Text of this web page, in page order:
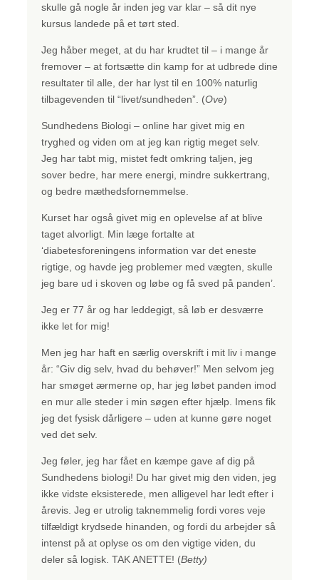
skulle gå nogle år inden jeg var klar – så dit nye
kursus landede på et tørt sted.
Jeg håber meget, at du har krudtet til – i mange år
fremover – at fortsætte din kamp for at udbrede dine
resultater til alle, der har lyst til en 100% naturlig
tilbagevenden til “livet/sundheden”. (Ove)
Sundhedens Biologi – online har givet mig en
tryghed og viden om at jeg kan rigtig meget selv.
Jeg har tabt mig, mistet fedt omkring taljen, jeg
sover bedre, har mere energi, mindre sukkertrang,
og bedre mæthedsfornemmelse.
Kurset har også givet mig en oplevelse af at blive
taget alvorligt. Min læge fortalte at
‘diabetesforeningens information var det eneste
rigtige, og havde jeg problemer med vægten, skulle
jeg bare ud i skoven og løbe og få sved på panden’.
Jeg er 77 år og har leddegigt, så løb er desværre
ikke let for mig!
Men jeg har haft en særlig overskrift i mit liv i mange
år: “Giv dig selv, hvad du behøver!” Men selvom jeg
har smøget ærmerne op, har jeg løbet panden imod
en mur alle steder i min søgen efter hjælp. Imens fik
jeg det fysisk dårligere – uden at kunne gøre noget
ved det selv.
Jeg føler, jeg har fået en kæmpe gave af dig på
Sundhedens biologi! Du har givet mig den viden, jeg
ikke vidste eksisterede, men alligevel har ledt efter i
årevis. Jeg er utrolig taknemmelig fordi vores veje
tilfældigt krydsede hinanden, og fordi du arbejder så
intenst på at oplyse os om den vigtige viden, du
deler så logisk. TAK ANETTE! (Betty)